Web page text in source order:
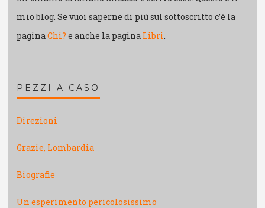
mio blog. Se vuoi saperne di più sul sottoscritto c’è la
paginaChi? e anche la pagina Libri.
PEZZI A CASO
Direzioni
Grazie, Lombardia
Biografie
Un esperimento pericolosissimo